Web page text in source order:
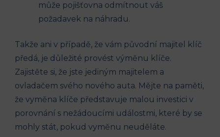
může pojišťovna odmítnout váš
požadavek na náhradu.
Takže ani v případě, že vám ⁤původní majitel klíč⁤
předá, je důležité ⁣provést výměnu klíče.
‌Zajistěte si, že ⁢jste jediným majitelem‍ a
ovladačem svého nového auta. ⁤Mějte na‍ paměti,
že vyměna‍ klíče představuje malou⁤ investici v
porovnání s nežádoucími ⁣událostmi, které by se
mohly⁤ stát, pokud ‍vyměnu⁣ neuděláte.